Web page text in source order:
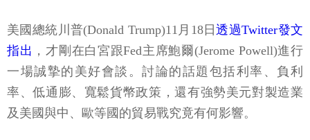
美國總統川普(Donald Trump)11月18日透過Twitter發文
指出 ，才剛在白宮跟Fed主席鮑爾(Jerome Powell)進行
一場誠摯的美好會談。討論的話題包括利率、負利
率、低通膨、寬鬆貨幣政策，還有強勢美元對製造業
及美國與中、歐等國的貿易戰究竟有何影響。